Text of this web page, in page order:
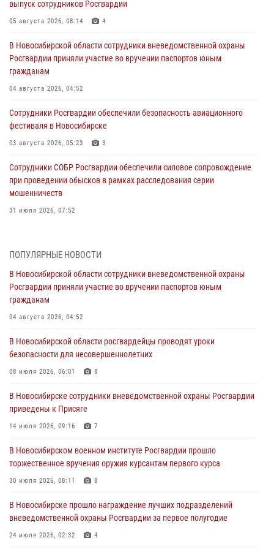
выпуск сотрудников Росгвардии
05 августа 2026, 08:14 4
В Новосибирской области сотрудники вневедомственной охраны
Росгвардии приняли участие во вручении паспортов юным
гражданам
04 августа 2026, 04:52
Сотрудники Росгвардии обеспечили безопасность авиационного
фестиваля в Новосибирске
03 августа 2026, 05:23 3
Сотрудники СОБР Росгвардии обеспечили силовое сопровождение
при проведении обысков в рамках расследования серии
мошенничеств
31 июля 2026, 07:52
При силовой поддержке бойцов ОМОН и СОБР Росгвардии
пресечена деятельность группы лиц, причастных к мошенничеству
в сфере страхования
В Новосибирске сотрудниками вневедомственной охраны
Росгвардии задержан гражданин, находящийся в розыске
В Новосибирске военнослужащие отряда спецназа «Ермак»
Росгвардии провели занятия по беспарашютному десантированию
В Новосибирске военнослужащие Росгвардии почтили память детей
– жертв войны в Донбассе
ПОПУЛЯРНЫЕ НОВОСТИ
В Новосибирской области сотрудники вневедомственной охраны
Росгвардии приняли участие во вручении паспортов юным
гражданам
04 августа 2026, 04:52
В Новосибирской области росгвардейцы проводят уроки
безопасности для несовершеннолетних
08 июля 2026, 06:01 8
В Новосибирске сотрудники вневедомственной охраны Росгвардии
приведены к Присяге
14 июля 2026, 09:16 7
В Новосибирском военном институте Росгвардии прошло
торжественное вручения оружия курсантам первого курса
30 июля 2026, 08:11 8
В Новосибирске прошло награждение лучших подразделений
вневедомственной охраны Росгвардии за первое полугодие
24 июля 2026, 02:32 4